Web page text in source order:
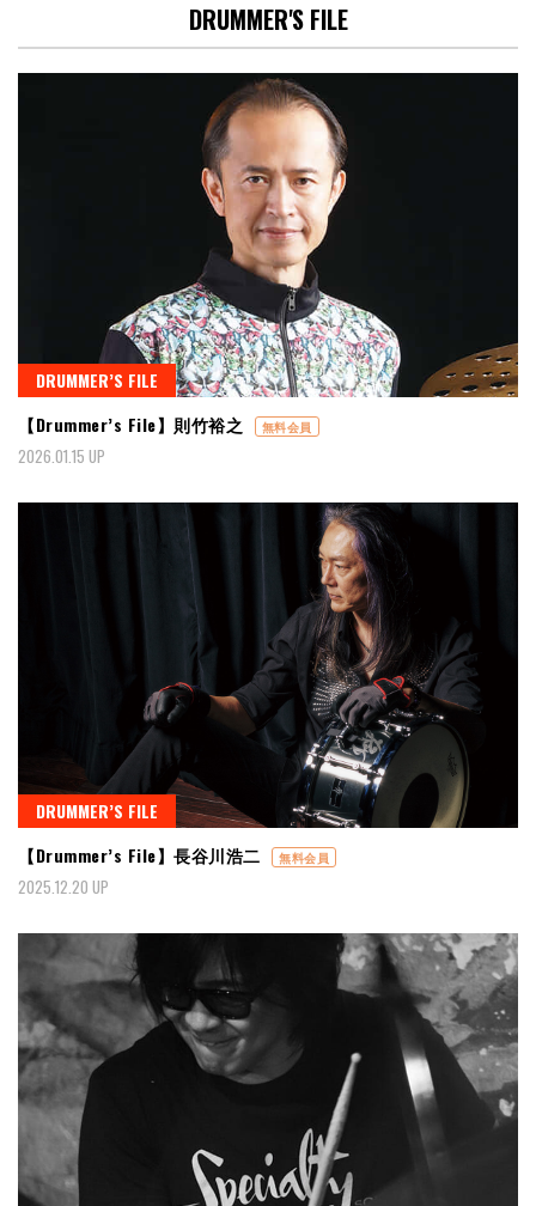
DRUMMER'S FILE
DRUMMER’S FILE
【Drummer’s File】則竹裕之
無料会員
2026.01.15 UP
DRUMMER’S FILE
【Drummer’s File】長谷川浩二
無料会員
2025.12.20 UP